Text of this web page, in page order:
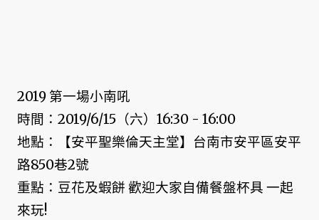
2019 第一場小南吼
時間：2019/6/15（六）16:30 - 16:00
地點：【安平聖樂倫天主堂】台南市安平區安平
路850巷2號
重點：豆花及蝦餅 歡迎大家自備餐盤杯具 一起
來玩!